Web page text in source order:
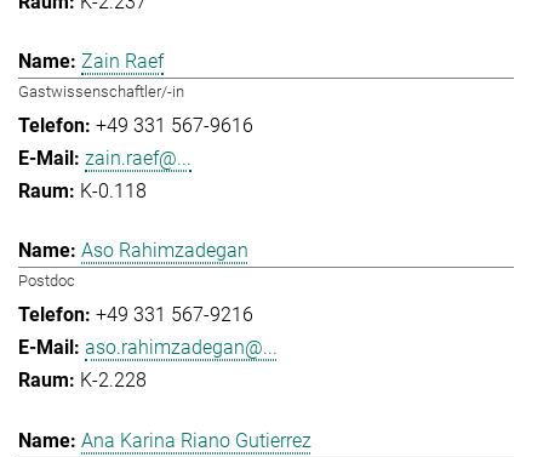
Zain Raef
Gastwissenschaftler/-in
+49 331 567-9616
zain.raef@...
K-0.118
Aso Rahimzadegan
Postdoc
+49 331 567-9216
aso.rahimzadegan@...
K-2.228
Ana Karina Riano Gutierrez